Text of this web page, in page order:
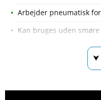
Arbejder pneumatisk
Kan bruges uden smøre
⮟